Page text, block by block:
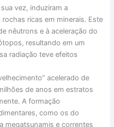
vez, induziram a
ricas em minerais. Este
nêutrons e à aceleração do
resultando em um
radiação teve efeitos
acelerado de
de anos em estratos
A formação
como os do
megatsunamis e correntes